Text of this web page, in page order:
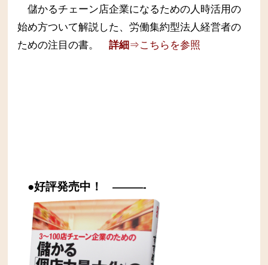
儲かるチェーン店企業になるための人時活用の
始め方ついて解説した、労働集約型法人経営者の
ための注目の書。
詳細⇒こちらを参照
●好評発売中！ ———-